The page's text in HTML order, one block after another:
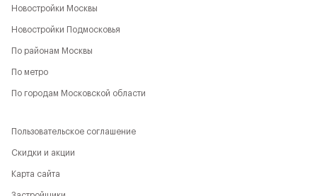
Новостройки Москвы
Новостройки Подмосковья
По районам Москвы
По метро
По городам Московской области
Пользовательское соглашение
Скидки и акции
Карта сайта